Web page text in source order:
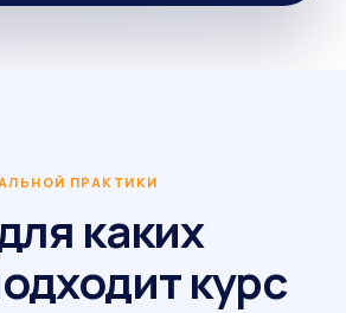
ПРАКТИКИ
каких
курс